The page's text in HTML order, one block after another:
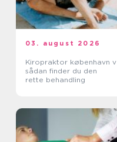
03. august 2026
Kiropraktor københavn v
sådan finder du den
rette behandling